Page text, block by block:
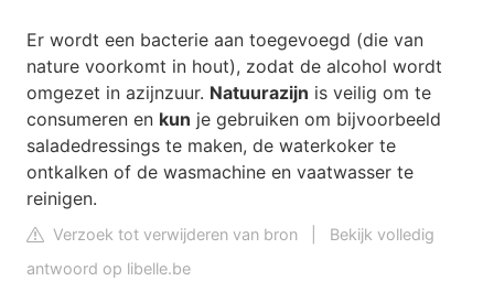
Er wordt een bacterie aan toegevoegd (die van
nature voorkomt in hout), zodat de alcohol wordt
omgezet in azijnzuur. Natuurazijn is veilig om te
consumeren en kun je gebruiken om bijvoorbeeld
saladedressings te maken, de waterkoker te
ontkalken of de wasmachine en vaatwasser te
reinigen.
Verzoek tot verwijderen van bron
Bekijk volledig
antwoord op libelle.be